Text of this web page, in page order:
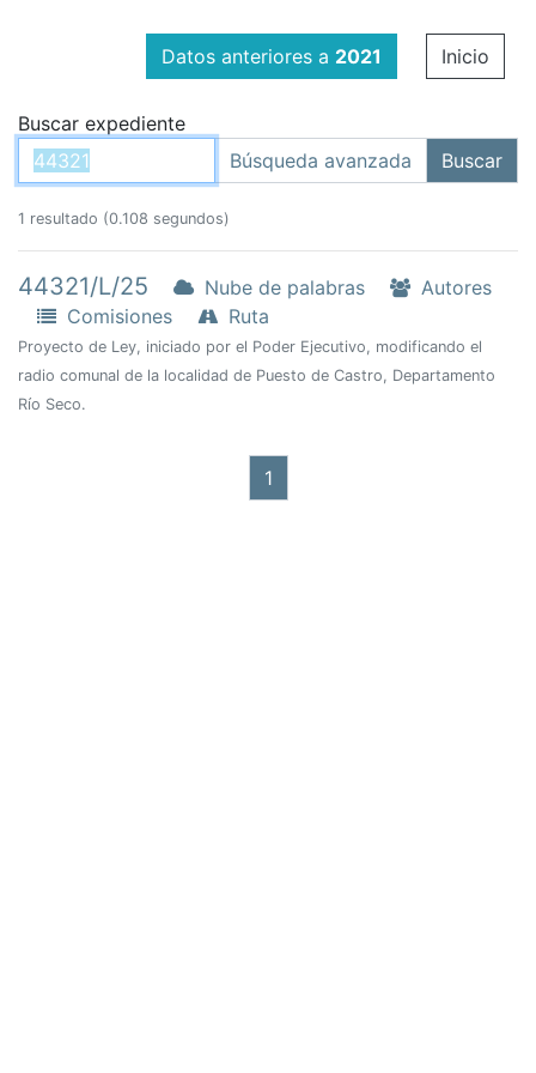
Datos anteriores a 2021 Inicio
Buscar expediente
1 resultado (0.108 segundos)
44321/L/25 Nube de palabras
Autores
Comisiones
Ruta
Proyecto de Ley, iniciado por el Poder Ejecutivo, modificando el
radio comunal de la localidad de Puesto de Castro, Departamento
Río Seco.
1